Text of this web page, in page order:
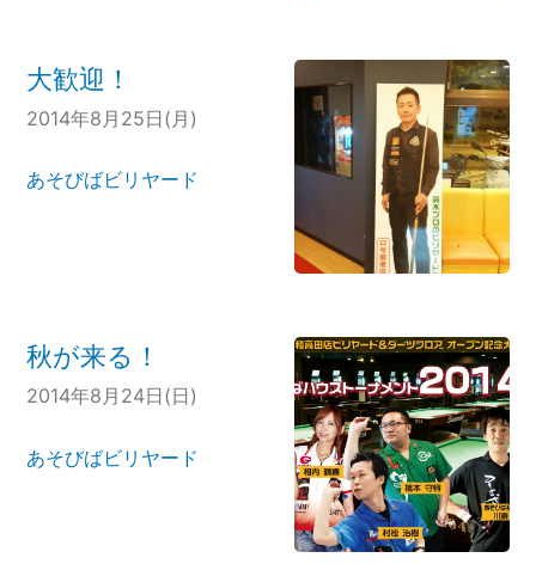
大歓迎！
2014年8月25日(月)
あそびばビリヤード
秋が来る！
2014年8月24日(日)
あそびばビリヤード